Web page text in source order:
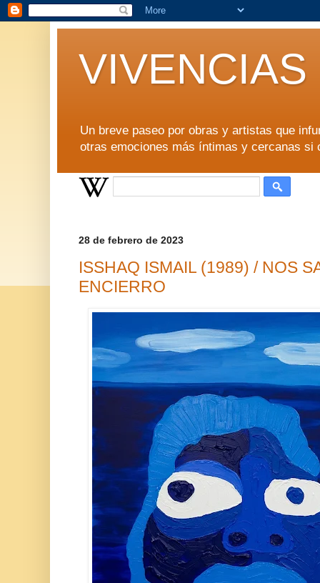
Un breve paseo por obras y artistas que
otras emociones más íntimas y cercanas si
28 de febrero de 2023
ISSHAQ ISMAIL (1989) / NOS
ENCIERRO